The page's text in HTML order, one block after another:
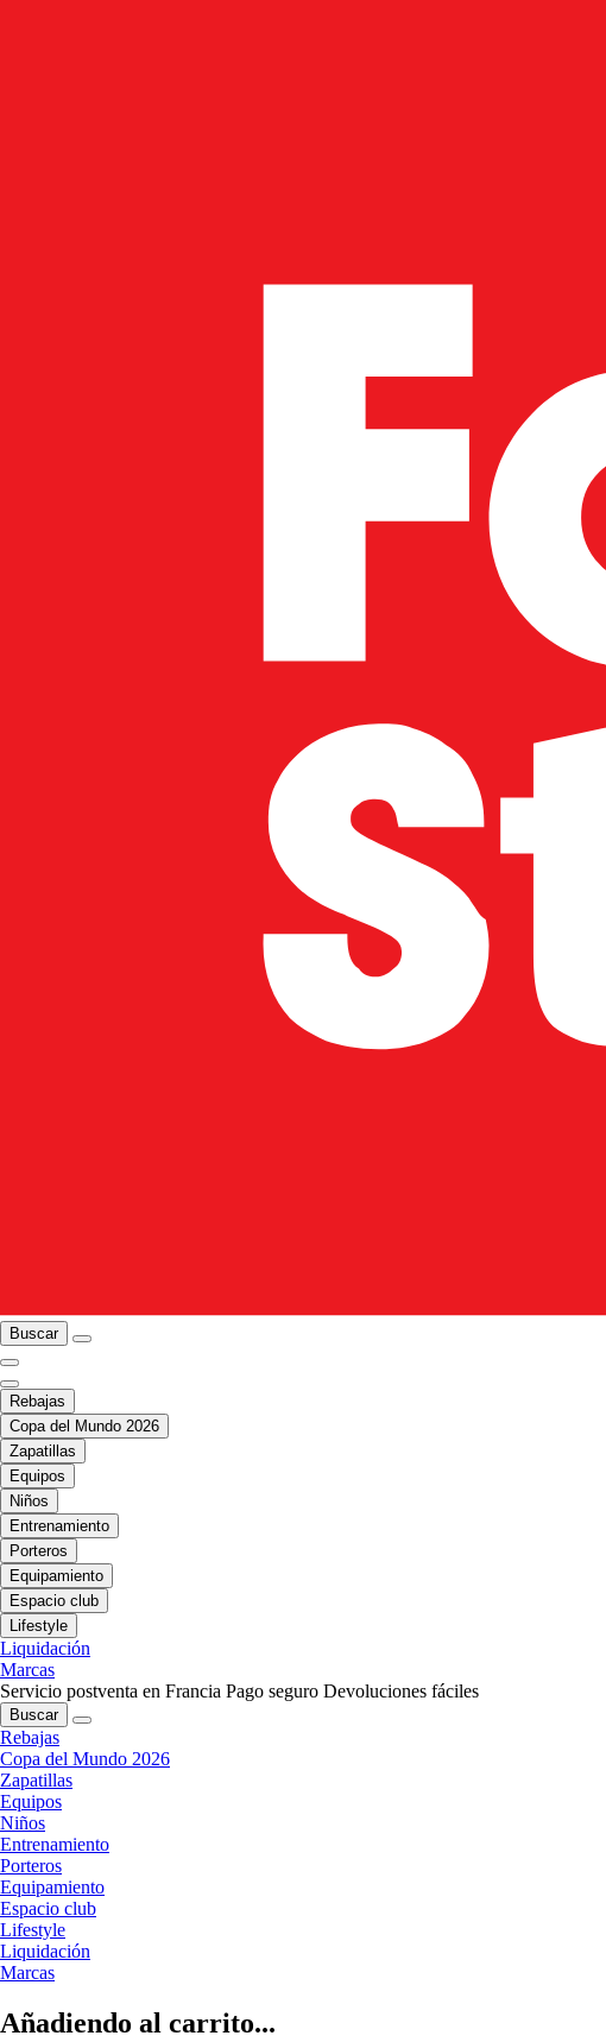
Buscar
Rebajas
Copa del Mundo 2026
Zapatillas
Equipos
Niños
Entrenamiento
Porteros
Equipamiento
Espacio club
Lifestyle
Liquidación
Marcas
Servicio postventa en Francia Pago seguro Devoluciones fáciles
Buscar
Rebajas
Copa del Mundo 2026
Zapatillas
Equipos
Niños
Entrenamiento
Porteros
Equipamiento
Espacio club
Lifestyle
Liquidación
Marcas
Añadiendo al carrito...